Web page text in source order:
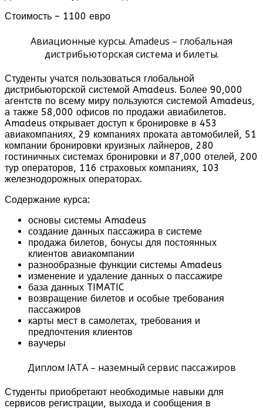
Стоимость – 1100 евро
Авиационные курсы. Amadeus – глобальная
дистрибьюторская система и билеты.
Студенты учатся пользоваться глобальной
дистрибьюторской системой Amadeus. Более 90,000
агентств по всему миру пользуются системой Amadeus,
а также 58,000 офисов по продажи авиабилетов.
Amadeus открывает доступ к бронировке в 453
авиакомпаниях, 29 компаниях проката автомобилей, 51
компании бронировки круизных лайнеров, 280
гостиничных системах бронировки и 87,000 отелей, 200
тур операторов, 116 страховых компаниях, 103
железнодорожных операторах.
Содержание курса:
основы системы Amadeus
создание данных пассажира в системе
продажа билетов, бонусы для постоянных
клиентов авиакомпании
разнообразные функции системы Amadeus
изменение и удаление данных о пассажире
база данных TIMATIC
возвращение билетов и особые требования
пассажиров
карты мест в самолетах, требования и
предпочтения клиентов
ваучеры
Диплом IATA – наземный сервис пассажиров
Студенты приобретают необходимые навыки для
сервисов регистрации, выхода и сообщения в